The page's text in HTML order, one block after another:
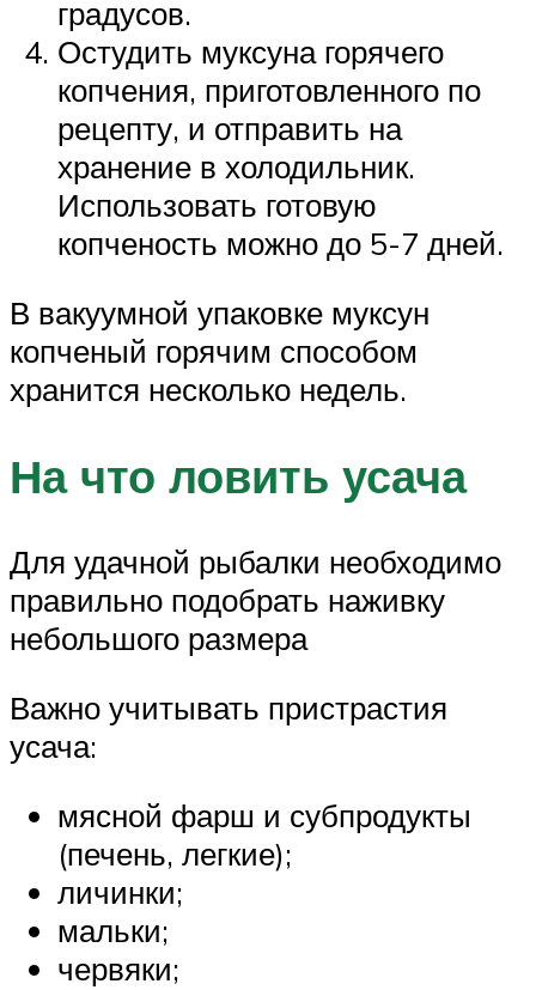
градусов.
Остудить муксуна горячего
копчения, приготовленного по
рецепту, и отправить на
хранение в холодильник.
Использовать готовую
копченость можно до 5-7 дней.
В вакуумной упаковке муксун
копченый горячим способом
хранится несколько недель.
На что ловить усача
Для удачной рыбалки необходимо
правильно подобрать наживку
небольшого размера
Важно учитывать пристрастия
усача:
мясной фарш и субпродукты
(печень, легкие);
личинки;
мальки;
червяки;